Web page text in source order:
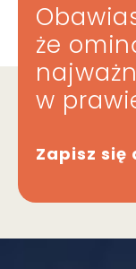
że
w
Zapisz